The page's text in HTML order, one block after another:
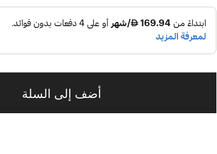
أضف إلى السلة